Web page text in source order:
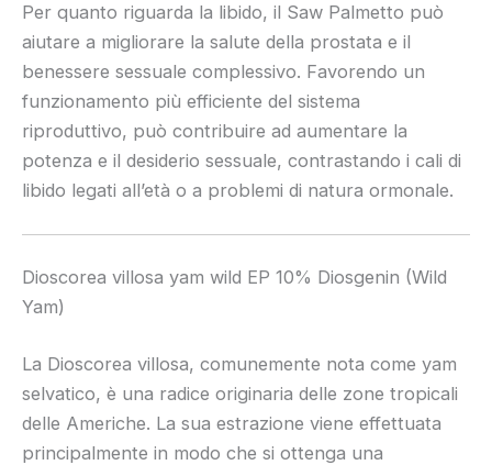
Per quanto riguarda la libido, il Saw Palmetto può
aiutare a migliorare la salute della prostata e il
benessere sessuale complessivo. Favorendo un
funzionamento più efficiente del sistema
riproduttivo, può contribuire ad aumentare la
potenza e il desiderio sessuale, contrastando i cali di
libido legati all’età o a problemi di natura ormonale.
Dioscorea villosa yam wild EP 10% Diosgenin (Wild
Yam)
La Dioscorea villosa, comunemente nota come yam
selvatico, è una radice originaria delle zone tropicali
delle Americhe. La sua estrazione viene effettuata
principalmente in modo che si ottenga una